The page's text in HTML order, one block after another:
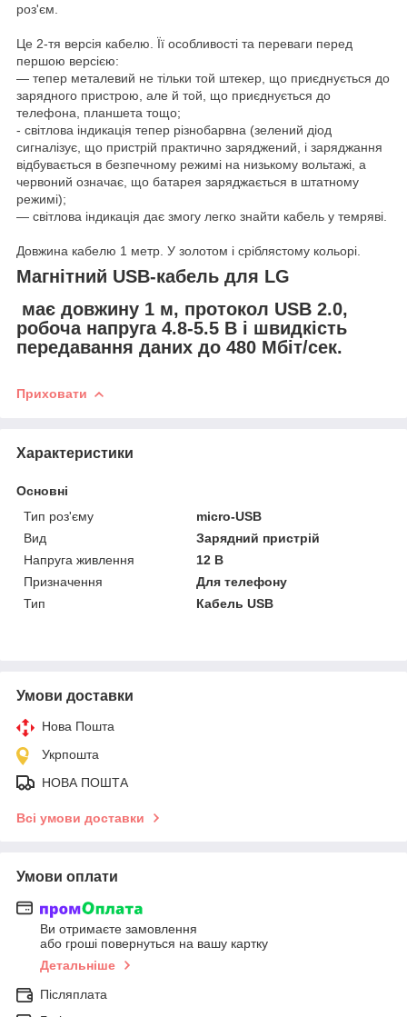
роз'єм.
Це 2-тя версія кабелю. Її особливості та переваги перед
першою версією:
— тепер металевий не тільки той штекер, що приєднується до
зарядного пристрою, але й той, що приєднується до
телефона, планшета тощо;
- світлова індикація тепер різнобарвна (зелений діод
сигналізує, що пристрій практично заряджений, і заряджання
відбувається в безпечному режимі на низькому вольтажі, а
червоний означає, що батарея заряджається в штатному
режимі);
— світлова індикація дає змогу легко знайти кабель у темряві.
Довжина кабелю 1 метр. У золотом і сріблястому кольорі.
Магнітний USB-кабель для LG
має довжину 1 м, протокол USB 2.0,
робоча напруга 4.8-5.5 В і швидкість
передавання даних до 480 Мбіт/сек.
Приховати
Характеристики
Основні
Тип роз'єму
micro-USB
Вид
Зарядний пристрій
Напруга живлення
12 В
Призначення
Для телефону
Тип
Кабель USB
Умови доставки
Нова Пошта
Укрпошта
НОВА ПОШТА
Всі умови доставки
Умови оплати
Ви отримаєте замовлення
або гроші повернуться на вашу картку
Детальніше
Післяплата